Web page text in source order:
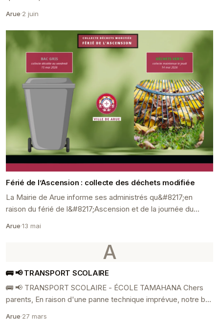
grands é...
Arue·2 juin
Férié de l’Ascension : collecte des déchets modifiée
La Mairie de Arue informe ses administrés qu&#8217;en
raison du férié de l&#8217;Ascension et de la journée du
Arue·13 mai
A
🚌 📢 TRANSPORT SCOLAIRE
🚌 📢 TRANSPORT SCOLAIRE - ÉCOLE TAMAHANA Chers
parents, En raison d'une panne technique imprévue, notre bus
Arue·27 mars